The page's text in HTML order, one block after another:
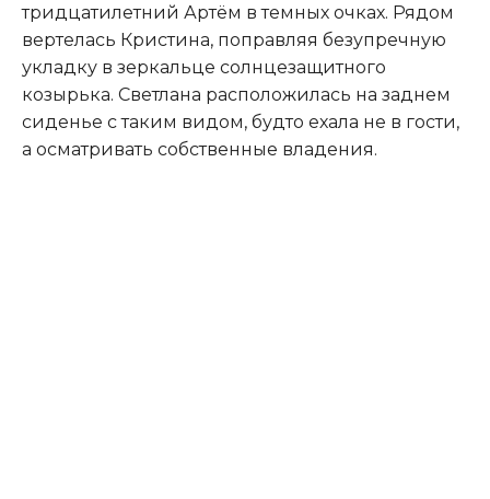
тридцатилетний Артём в темных очках. Рядом
вертелась Кристина, поправляя безупречную
укладку в зеркальце солнцезащитного
козырька. Светлана расположилась на заднем
сиденье с таким видом, будто ехала не в гости,
а осматривать собственные владения.